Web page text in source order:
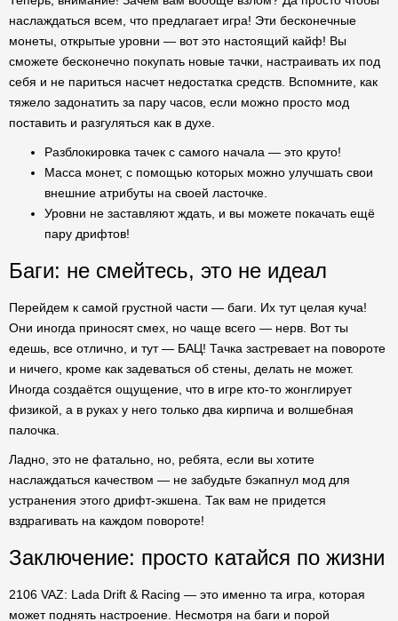
наслаждаться всем, что предлагает игра! Эти бесконечные
монеты, открытые уровни — вот это настоящий кайф! Вы
сможете бесконечно покупать новые тачки, настраивать их под
себя и не париться насчет недостатка средств. Вспомните, как
тяжело задонатить за пару часов, если можно просто мод
поставить и разгуляться как в духе.
Разблокировка тачек с самого начала — это круто!
Масса монет, с помощью которых можно улучшать свои
внешние атрибуты на своей ласточке.
Уровни не заставляют ждать, и вы можете покачать ещё
пару дрифтов!
Баги: не смейтесь, это не идеал
Перейдем к самой грустной части — баги. Их тут целая куча!
Они иногда приносят смех, но чаще всего — нерв. Вот ты
едешь, все отлично, и тут — БАЦ! Тачка застревает на повороте
и ничего, кроме как задеваться об стены, делать не может.
Иногда создаётся ощущение, что в игре кто-то жонглирует
физикой, а в руках у него только два кирпича и волшебная
палочка.
Ладно, это не фатально, но, ребята, если вы хотите
наслаждаться качеством — не забудьте бэкапнул мод для
устранения этого дрифт-экшена. Так вам не придется
вздрагивать на каждом повороте!
Заключение: просто катайся по жизни
2106 VAZ: Lada Drift & Racing — это именно та игра, которая
может поднять настроение. Несмотря на баги и порой